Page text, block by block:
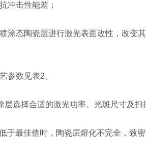
冲击性能差；
涂态陶瓷层进行激光表面改性，改变
参数见表2。
选择合适的激光功率、光斑尺寸及扫
于最佳值时，陶瓷层熔化不完全，致